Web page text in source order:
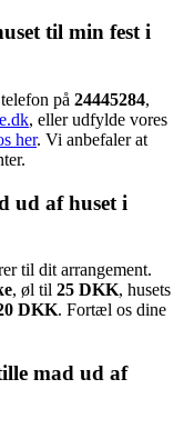
til min fest i
på 24445284,
, eller udfylde vores
her. Vi anbefaler at
ud af huset i
til dit arrangement.
, øl til 25 DKK, husets
DKK. Fortæl os dine
mad ud af